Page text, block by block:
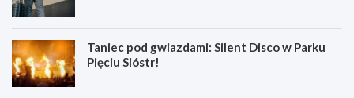
Taniec pod gwiazdami: Silent Disco w Parku
Pięciu Sióstr!